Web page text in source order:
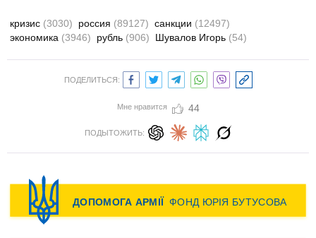
кризис (3030) россия (89127) санкции (12497)
экономика (3946) рубль (906) Шувалов Игорь (54)
ПОДЕЛИТЬСЯ:
Мне нравится 44
ПОДЫТОЖИТЬ: